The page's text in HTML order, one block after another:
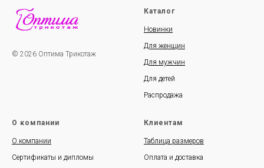
© 2026 Оптима Трикотаж
Каталог
Новинки
Для женщин
Для мужчин
Для детей
Распродажа
О компании
О компании
Сертификаты и дипломы
Клиентам
Таблица размеров
Оплата и доставка